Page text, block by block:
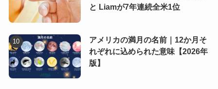
と Liamが7年連続全米1位
アメリカの満月の名前｜12か月そ
れぞれに込められた意味【2026年
版】